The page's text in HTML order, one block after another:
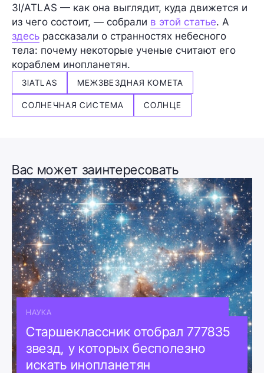
3I/ATLAS — как она выглядит, куда движется и
из чего состоит, — собрали в этой статье. А
здесь рассказали о странностях небесного
тела: почему некоторые ученые считают его
кораблем инопланетян.
3IATLAS МЕЖЗВЕЗДНАЯ КОМЕТА
СОЛНЕЧНАЯ СИСТЕМА СОЛНЦЕ
Вас может заинтересовать
НАУКА
Старшеклассник отобрал 777835
звезд, у которых бесполезно
искать инопланетян